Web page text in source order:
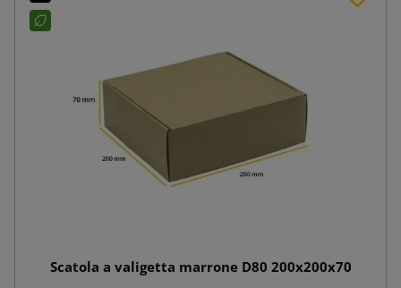
Scatola a valigetta marrone D80 200x200x70